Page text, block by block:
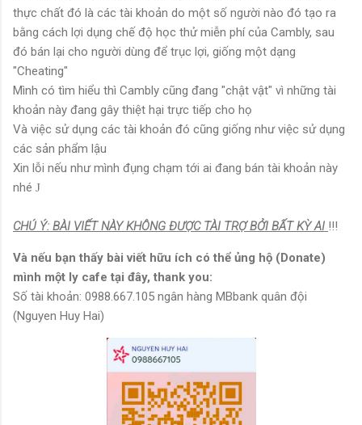
thực chất đó là các tài khoản do một số người nào đó tạo ra
bằng cách lợi dụng chế độ học thử miễn phí của Cambly, sau
đó bán lại cho người dùng để trục lợi, giống một dạng
"Cheating"
Mình có tìm hiểu thì Cambly cũng đang "chật vật" vì những tài
khoản này đang gây thiệt hại trực tiếp cho họ
Và việc sử dụng các tài khoản đó cũng giống như việc sử dụng
các sản phẩm lậu
Xin lỗi nếu như mình đụng chạm tới ai đang bán tài khoản này
nhé J
CHÚ Ý: BÀI VIẾT NÀY KHÔNG ĐƯỢC TÀI TRỢ BỞI BẤT KỲ AI !!!
Và nếu bạn thấy bài viết hữu ích có thể ủng hộ (Donate)
mình một ly cafe tại đây, thank you:
Số tài khoản: 0988.667.105 ngân hàng MBbank quân đội
(Nguyen Huy Hai)